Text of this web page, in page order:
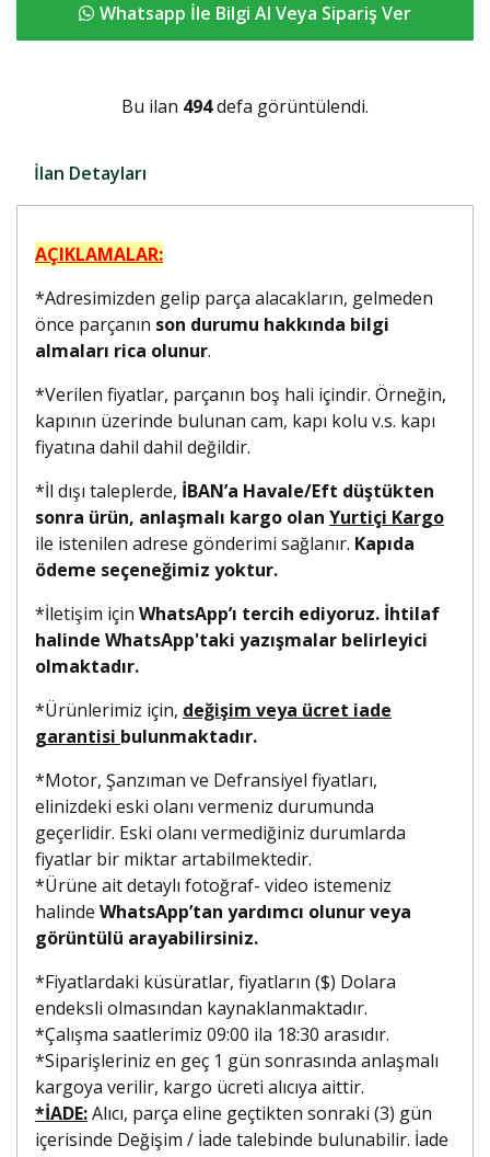
Whatsapp İle Bilgi Al Veya Sipariş Ver
Bu ilan 494defa görüntülendi.
İlan Detayları
AÇIKLAMALAR:
*Adresimizden gelip parça alacakların, gelmeden
önce parçanın son durumu hakkında bilgi
almaları rica olunur.
*Verilen fiyatlar, parçanın boş hali içindir. Örneğin,
kapının üzerinde bulunan cam, kapı kolu v.s. kapı
fiyatına dahil dahil değildir.
*İl dışı taleplerde, İBAN’a Havale/Eft düştükten
sonra ürün, anlaşmalı kargo olan Yurtiçi Kargo
ile istenilen adrese gönderimi sağlanır. Kapıda
ödeme seçeneğimiz yoktur.
*İletişim için WhatsApp’ı tercih ediyoruz. İhtilaf
halinde WhatsApp'taki yazışmalar belirleyici
olmaktadır.
*Ürünlerimiz için, değişim veya ücret iade
garantisi bulunmaktadır.
*Motor, Şanzıman ve Defransiyel fiyatları,
elinizdeki eski olanı vermeniz durumunda
geçerlidir. Eski olanı vermediğiniz durumlarda
fiyatlar bir miktar artabilmektedir.
*Ürüne ait detaylı fotoğraf- video istemeniz
halinde WhatsApp’tan yardımcı olunur veya
görüntülü arayabilirsiniz.
*Fiyatlardaki küsüratlar, fiyatların ($) Dolara
endeksli olmasından kaynaklanmaktadır.
*Çalışma saatlerimiz 09:00 ila 18:30 arasıdır.
*Siparişleriniz en geç 1 gün sonrasında anlaşmalı
kargoya verilir, kargo ücreti alıcıya aittir.
*İADE:Alıcı, parça eline geçtikten sonraki (3) gün
içerisinde Değişim / İade talebinde bulunabilir. İade